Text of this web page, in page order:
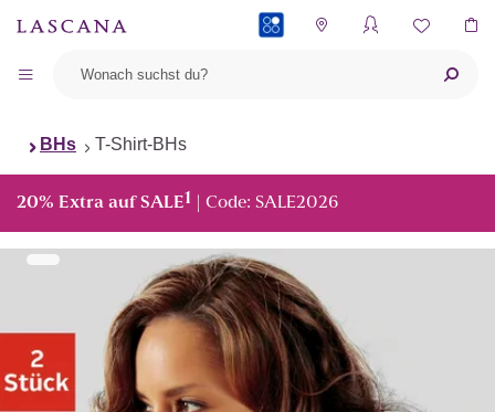
BHs T-Shirt-BHs
20% Extra auf SALE1 | Code: SALE2026